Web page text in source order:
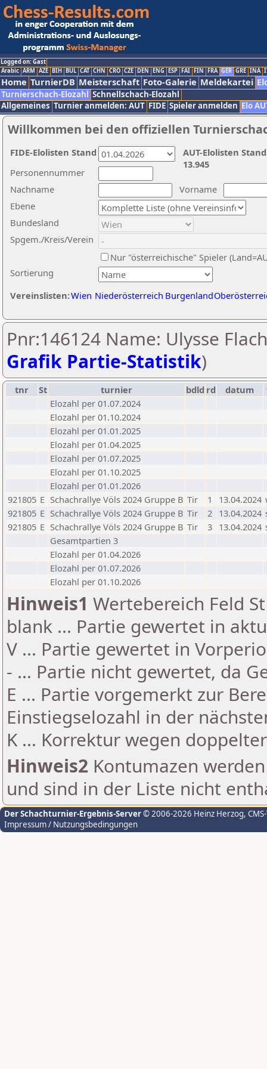
Logged on: Gast
Arabic ARM AZE BIH BUL CAT CHN CRO CZE DEN ENG ESP FAI FIN FRA GER GRE INA
Home TurnierDB Meisterschaft Foto-Galerie Meldekartei
Turnierschach-Elozahl Schnellschach-Elozahl
Allgemeines Turnier anmelden: AUT FIDE Spieler anmelden Elo
Willkommen bei den offiziellen
Nachname
Vorname
Ebene
Sortierung
Personennummer
Bundesland
Spgem./Kreis/Verein
Nur "österreichische" Spieler
Vereinslisten:Wien Niederösterreich Burgenland
AUT-Elolisten
13.945
FIDE-Elolisten Stand
Pnr:146124 Name: Ulysse
Grafik Partie-Statistik)
tnr St turnier bdld rd datum
Elozahl per 01.07.2024
Elozahl per 01.10.2024
Elozahl per 01.01.2025
Elozahl per 01.04.2025
Elozahl per 01.07.2025
Elozahl per 01.10.2025
Elozahl per 01.01.2026
921805 E Schachrallye Völs 2024 Gruppe B Tir 1 13.04.2024
921805 E Schachrallye Völs 2024 Gruppe B Tir 2 13.04.2024
921805 E Schachrallye Völs 2024 Gruppe B Tir 3 13.04.2024
Gesamtpartien 3
Elozahl per 01.04.2026
Elozahl per 01.07.2026
Elozahl per 01.10.2026
Hinweis1 Wertebereich Feld
blank ... Partie gewertet in
V ... Partie gewertet in
- ... Partie nicht gewertet, da
E ... Partie vorgemerkt zur
Einstiegselozahl in der
K ... Korrektur wegen
Hinweis2 Kontumazen
und sind in der Liste nicht
Der Schachturnier-Ergebnis-Server© 2006-2026 Heinz Herzog,
Impressum / Nutzungsbedingungen